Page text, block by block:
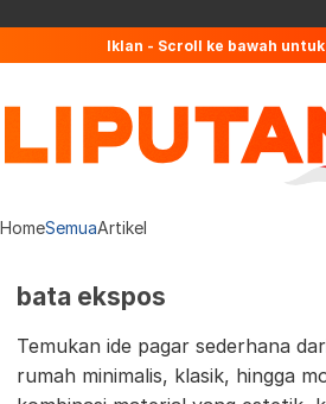
Iklan - Scroll ke bawah
HomeSemuaArtikel
bata ekspos
Temukan ide pagar sederhana
rumah minimalis, klasik, hingga